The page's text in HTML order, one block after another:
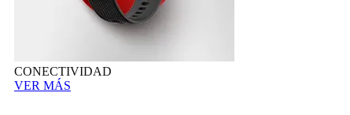
CONECTIVIDAD
VER MÁS